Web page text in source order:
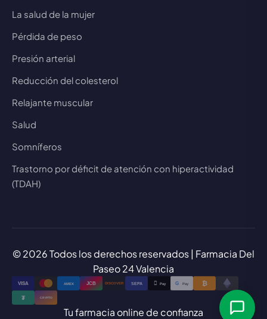
La salud de la mujer
Pérdida de peso
Presión arterial
Reducción del colesterol
Relajante muscular
Salud
Somníferos
Trastorno por déficit de atención con hiperactividad
(TDAH)
© 2026 Todos los derechos reservados | Farmacia Del
Paseo 24 Valencia
VISA AMEX JCB DISCOVER SEPA  Pay G Pay ₿
₮ CRYPTO
Tu farmacia online de confianza